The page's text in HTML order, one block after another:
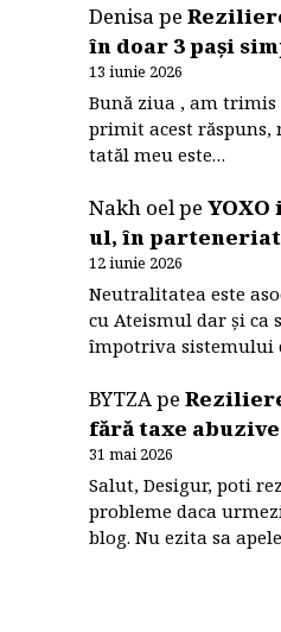
Denisape
în doar 3 pași
13 iunie 2026
Bună ziua , am
primit acest răspuns,
tatăl meu este…
Nakh oelpe
ul, în parteneriat
12 iunie 2026
Neutralitatea este
cu Ateismul dar și ca
împotriva sistemului
BYTZApe
fără taxe abuzive
31 mai 2026
Salut, Desigur, poti
probleme daca
blog. Nu ezita sa